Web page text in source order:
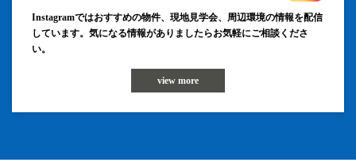
Instagramではおすすめの物件、現地見学会、周辺環境の情報を配信
しています。気になる情報がありましたらお気軽にご相談くださ
い。
view more